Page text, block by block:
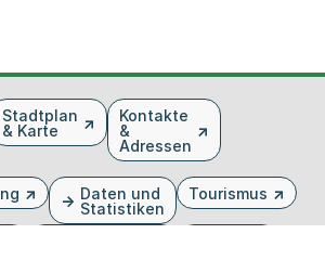
Stadtplan
& Karte
Kontakte
&
Adressen
Daten und
Statistiken
Tourismus